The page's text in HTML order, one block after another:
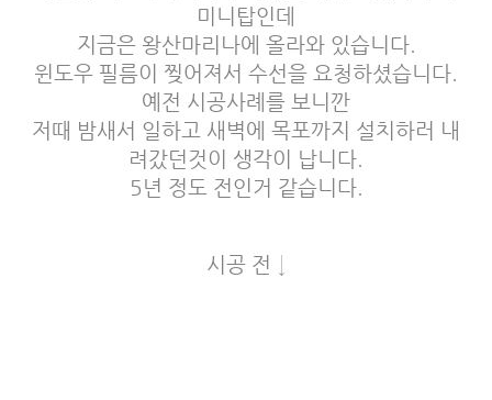
미니탑인데
지금은 왕산마리나에 올라와 있습니다.
윈도우 필름이 찢어져서 수선을 요청하셨습니다.
예전 시공사례를 보니깐
저때 밤새서 일하고 새벽에 목포까지 설치하러 내
려갔던것이 생각이 납니다.
5년 정도 전인거 같습니다.
시공 전 ↓